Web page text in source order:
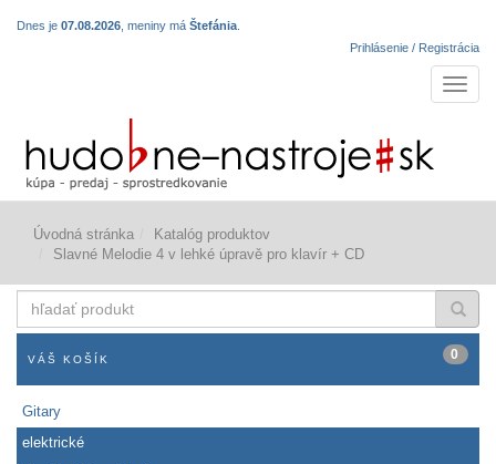
Dnes je 07.08.2026 , meniny má Štefánia
Prihlásenie / Registrácia
Úvodná stránka
Katalóg produktov
Slavné Melodie 4 v lehké úpravě pro klavír + CD
produkt
VÁŠ KOŠÍK 0
Gitary
elektrické